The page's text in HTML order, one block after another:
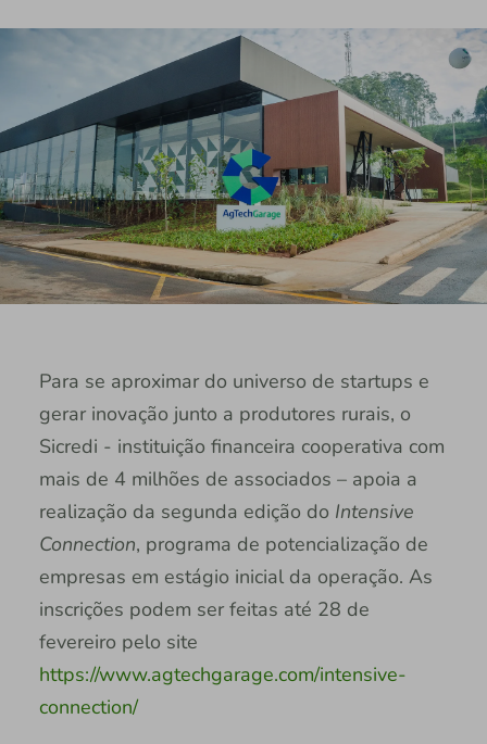
Para se aproximar do universo de startups e
gerar inovação junto a produtores rurais, o
Sicredi - instituição financeira cooperativa com
mais de 4 milhões de associados – apoia a
realização da segunda edição do Intensive
Connection, programa de potencialização de
empresas em estágio inicial da operação. As
inscrições podem ser feitas até 28 de
fevereiro pelo site
https://www.agtechgarage.com/intensive-
connection/